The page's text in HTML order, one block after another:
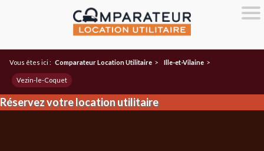
Vous êtes ici : Comparateur Location Utilitaire > Ille-et-Vilaine >
Vezin-le-Coquet
Réservez votre location utilitaire